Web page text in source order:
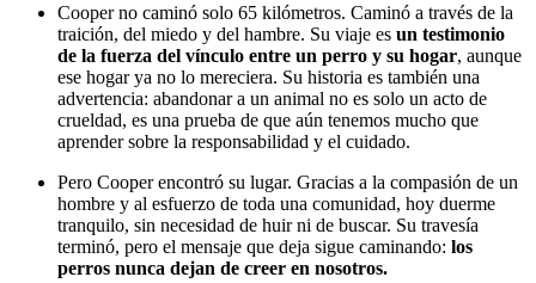
Cooper no caminó solo 65 kilómetros. Caminó a través de la
traición, del miedo y del hambre. Su viaje es un testimonio
de la fuerza del vínculo entre un perro y su hogar, aunque
ese hogar ya no lo mereciera. Su historia es también una
advertencia: abandonar a un animal no es solo un acto de
crueldad, es una prueba de que aún tenemos mucho que
aprender sobre la responsabilidad y el cuidado.
Pero Cooper encontró su lugar. Gracias a la compasión de un
hombre y al esfuerzo de toda una comunidad, hoy duerme
tranquilo, sin necesidad de huir ni de buscar. Su travesía
terminó, pero el mensaje que deja sigue caminando: los
perros nunca dejan de creer en nosotros.